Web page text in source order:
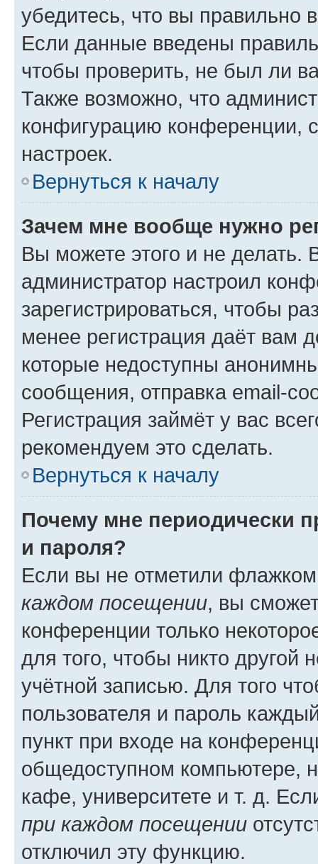
убедитесь, что вы правильно
Если данные введены
чтобы проверить, не был ли
Также возможно, что
конфигурацию конференции,
настроек.
Вернуться к началу
Зачем мне вообще нужно
Вы можете этого и не делать.
администратор настроил
зарегистрироваться, чтобы
менее регистрация даёт вам
которые недоступны
сообщения, отправка email-
Регистрация займёт у вас
рекомендуем это сделать.
Вернуться к началу
Почему мне периодически
и пароля?
Если вы не отметили
каждом посещении, вы
конференции только
для того, чтобы никто другой
учётной записью. Для того
пользователя и пароль
пункт при входе на
общедоступном компьютере,
кафе, университете и т. д.
при каждом посещении
отключил эту функцию.